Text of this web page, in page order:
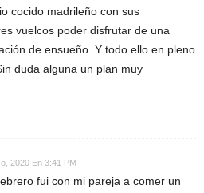
cocido madrileño con sus
vuelcos poder disfrutar de una
de ensueño. Y todo ello en pleno
duda alguna un plan muy
2020 En 3:41 PM
fui con mi pareja a comer un